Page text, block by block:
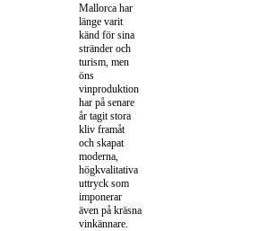
Mallorca har
länge varit
känd för sina
stränder och
turism, men
öns
vinproduktion
har på senare
år tagit stora
kliv framåt
och skapat
moderna,
högkvalitativa
uttryck som
imponerar
även på kräsna
vinkännare.